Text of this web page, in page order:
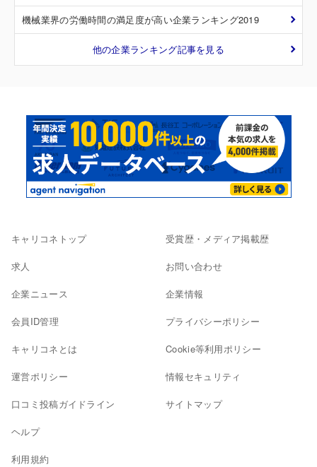
機械業界の労働時間の満足度が高い企業ランキング2019
他の企業ランキング記事を見る
キャリコネトップ
求人
企業ニュース
会員ID管理
キャリコネとは
運営ポリシー
口コミ投稿ガイドライン
ヘルプ
利用規約
受賞歴・メディア掲載歴
お問い合わせ
企業情報
プライバシーポリシー
Cookie等利用ポリシー
情報セキュリティ
サイトマップ